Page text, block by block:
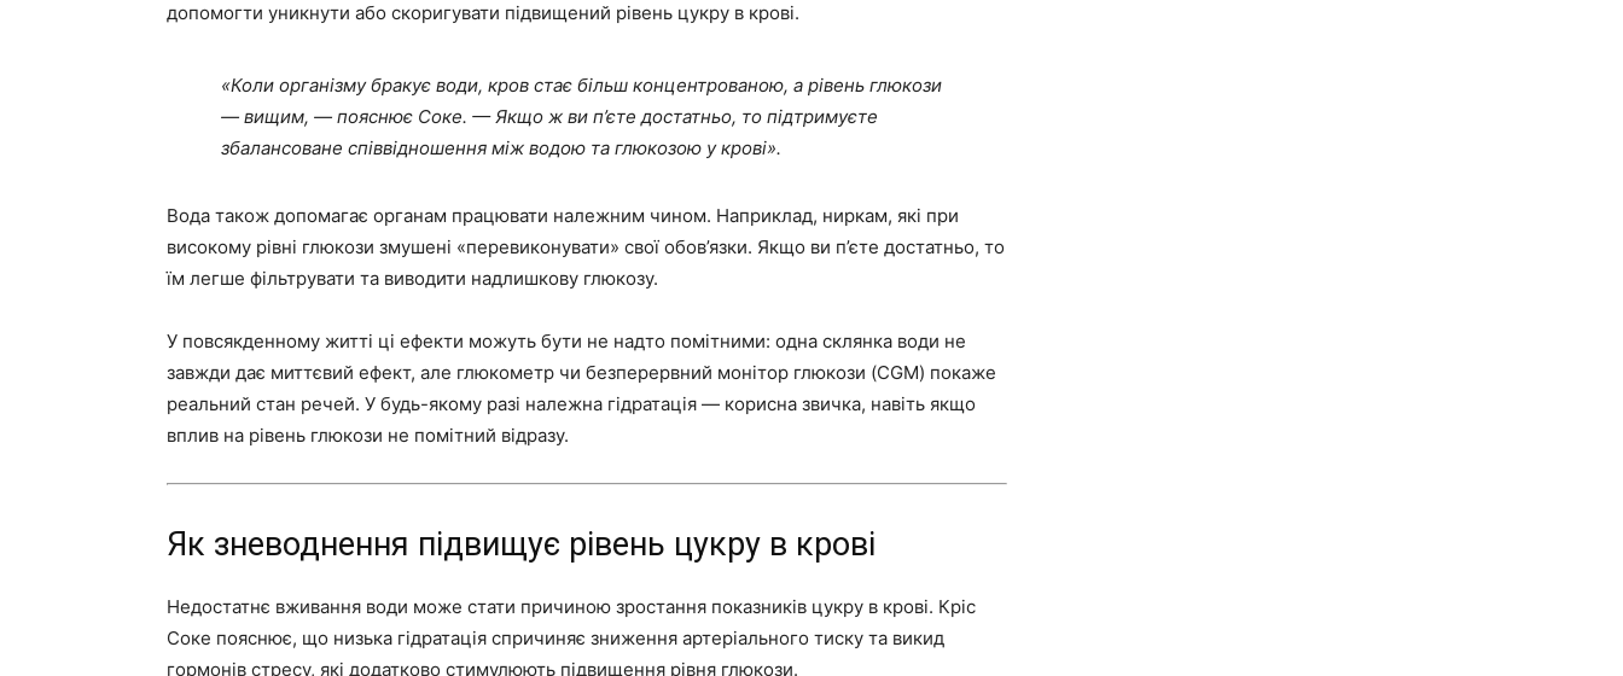
допомогти уникнути або скоригувати підвищений рівень цукру в крові.
«Коли організму бракує води, кров стає більш концентрованою, а рівень глюкози
— вищим, — пояснює Соке. — Якщо ж ви п’єте достатньо, то підтримуєте
збалансоване співвідношення між водою та глюкозою у крові».
Вода також допомагає органам працювати належним чином. Наприклад, ниркам, які при
високому рівні глюкози змушені «перевиконувати» свої обов’язки. Якщо ви п’єте достатньо, то
їм легше фільтрувати та виводити надлишкову глюкозу.
У повсякденному житті ці ефекти можуть бути не надто помітними: одна склянка води не
завжди дає миттєвий ефект, але глюкометр чи безперервний монітор глюкози (CGM) покаже
реальний стан речей. У будь-якому разі належна гідратація — корисна звичка, навіть якщо
вплив на рівень глюкози не помітний відразу.
Як зневоднення підвищує рівень цукру в крові
Недостатнє вживання води може стати причиною зростання показників цукру в крові. Кріс
Соке пояснює, що низька гідратація спричиняє зниження артеріального тиску та викид
гормонів стресу, які додатково стимулюють підвищення рівня глюкози.